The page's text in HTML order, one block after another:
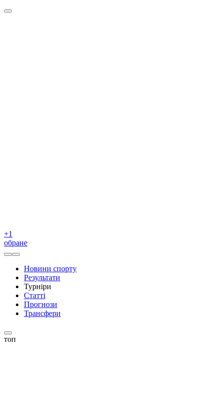
+1
обране
Новини спорту
Результати
Турніри
Статті
Прогнози
Трансфери
топ